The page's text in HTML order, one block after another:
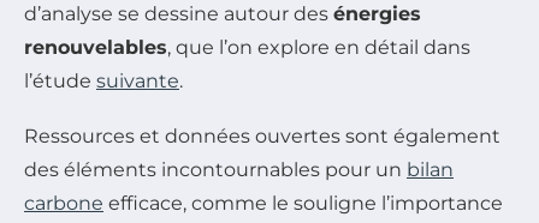
d’analyse se dessine autour des énergies
renouvelables, que l’on explore en détail dans
l’étude suivante.
Ressources et données ouvertes sont également
des éléments incontournables pour un bilan
carbone efficace, comme le souligne l’importance